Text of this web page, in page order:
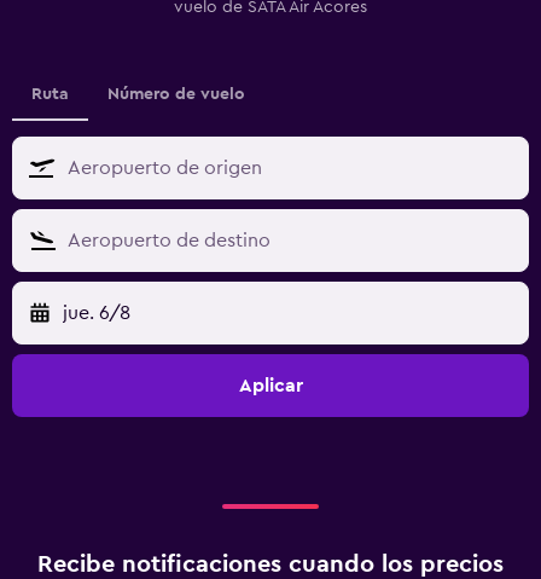
vuelo de SATA Air Acores
Ruta Número de vuelo
jue. 6/8
Aplicar
Recibe notificaciones cuando los precios